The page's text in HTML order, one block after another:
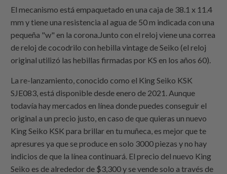
El mecanismo está empaquetado en una caja de 38.1 x 11.4
mm y tiene una resistencia al agua de 50 m indicada con una
pequeña "w" en la corona.Junto con el reloj viene una correa
de reloj de cocodrilo con hebilla vintage de Seiko (el reloj
original utilizó las hebillas firmadas por KS en los años 60).
La re-lanzamiento, conocido como el King Seiko KSK
SJE083, está disponible desde enero de 2021. Aunque
todavía hay mercados en línea donde puedes conseguir el
original a un precio justo, en caso de que quieras un nuevo
King Seiko KSK para brillar en tu muñeca, es mejor que te
apresures ya que se produce en solo 3000 piezas y no hay
indicios de que la línea continuará. El precio del nuevo King
Seiko es de alrededor de $3,300 y se vende solo a través de